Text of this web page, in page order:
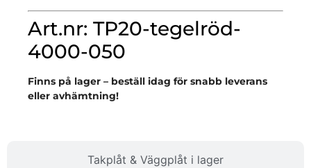
Takplåt & Väggplåt i lager
Art.nr: TP20-tegelröd-
4000-050
Finns på lager – beställ idag för snabb leverans
eller avhämtning!